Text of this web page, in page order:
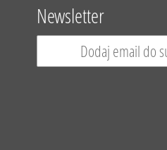
Newsletter